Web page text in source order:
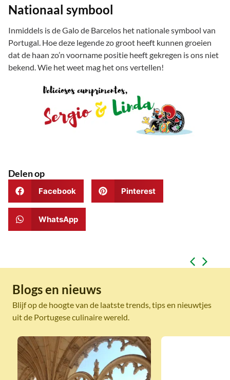
Nationaal symbool
Inmiddels is de Galo de Barcelos het nationale symbool van
Portugal. Hoe deze legende zo groot heeft kunnen groeien
dat de haan zo’n voorname positie heeft gekregen is ons niet
bekend. Wie het weet mag het ons vertellen!
Delen op
Facebook Pinterest
WhatsApp
Blogs en nieuws
Blijf op de hoogte van de laatste trends, tips en nieuwtjes
uit de Portugese culinaire wereld.